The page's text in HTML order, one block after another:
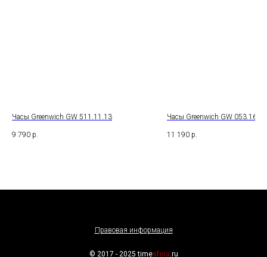
Часы Greenwich GW 511.11.13
9 790 р.
Часы Greenwich GW 053.16.36
11 190 р.
Правовая информация
© 2017 - 2025 timesfera.ru